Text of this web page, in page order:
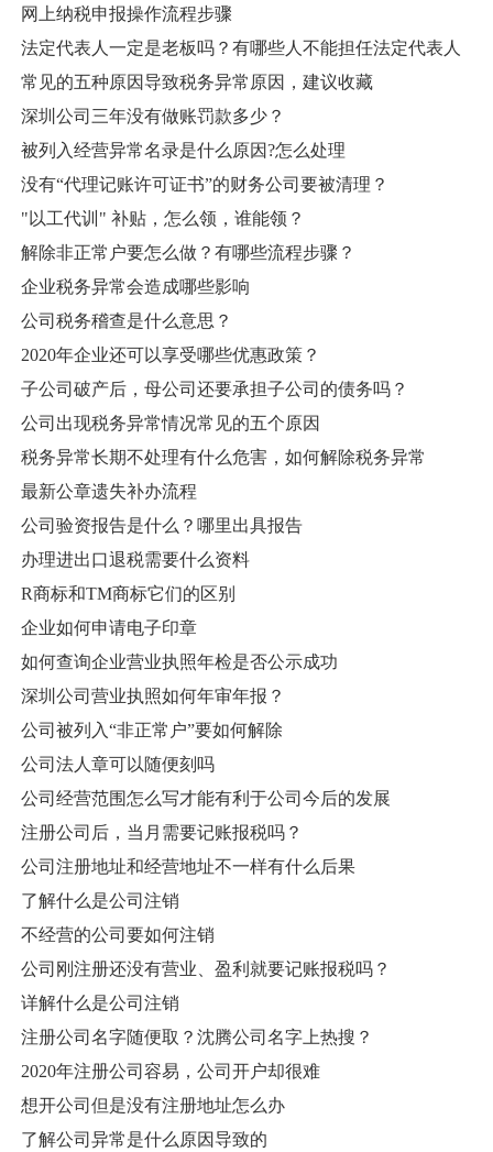
网上纳税申报操作流程步骤
法定代表人一定是老板吗？有哪些人不能担任法定代表人
常见的五种原因导致税务异常原因，建议收藏
深圳公司三年没有做账罚款多少？
被列入经营异常名录是什么原因?怎么处理
没有“代理记账许可证书”的财务公司要被清理？
"以工代训" 补贴，怎么领，谁能领？
解除非正常户要怎么做？有哪些流程步骤？
企业税务异常会造成哪些影响
公司税务稽查是什么意思？
2020年企业还可以享受哪些优惠政策？
子公司破产后，母公司还要承担子公司的债务吗？
公司出现税务异常情况常见的五个原因
税务异常长期不处理有什么危害，如何解除税务异常
最新公章遗失补办流程
公司验资报告是什么？哪里出具报告
办理进出口退税需要什么资料
R商标和TM商标它们的区别
企业如何申请电子印章
如何查询企业营业执照年检是否公示成功
深圳公司营业执照如何年审年报？
公司被列入“非正常户”要如何解除
公司法人章可以随便刻吗
公司经营范围怎么写才能有利于公司今后的发展
注册公司后，当月需要记账报税吗？
公司注册地址和经营地址不一样有什么后果
了解什么是公司注销
不经营的公司要如何注销
公司刚注册还没有营业、盈利就要记账报税吗？
详解什么是公司注销
注册公司名字随便取？沈腾公司名字上热搜？
2020年注册公司容易，公司开户却很难
想开公司但是没有注册地址怎么办
了解公司异常是什么原因导致的